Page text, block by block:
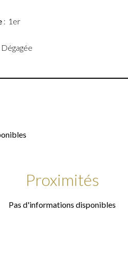
1er
Dégagée
Proximités
Pas d'informations disponibles